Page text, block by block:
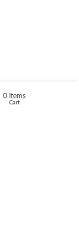
0 items
Cart